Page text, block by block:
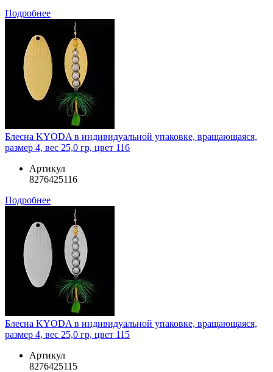
Подробнее
Блесна KYODA в индивидуальной упаковке, вращающаяся,
размер 4, вес 25,0 гр, цвет 116
Артикул
8276425116
Подробнее
Блесна KYODA в индивидуальной упаковке, вращающаяся,
размер 4, вес 25,0 гр, цвет 115
Артикул
8276425115